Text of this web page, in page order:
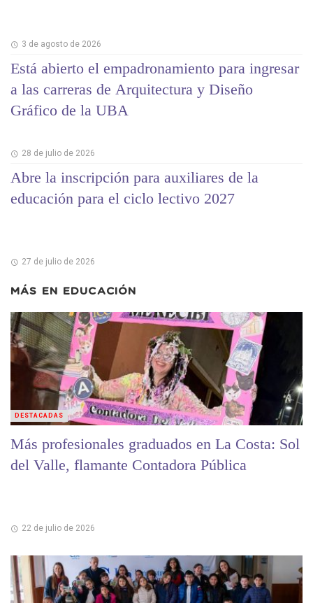
3 de agosto de 2026
Está abierto el empadronamiento para ingresar
a las carreras de Arquitectura y Diseño
Gráfico de la UBA
28 de julio de 2026
Abre la inscripción para auxiliares de la
educación para el ciclo lectivo 2027
27 de julio de 2026
MÁS EN EDUCACIÓN
Más profesionales graduados en La Costa: Sol
del Valle, flamante Contadora Pública
22 de julio de 2026
DESTACADAS